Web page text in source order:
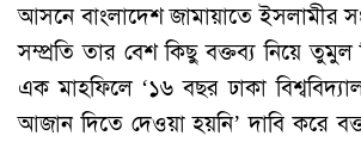
আসনে বাংলাদেশ জামায়াতে ইসলামীর
সম্প্রতি তার বেশ কিছু বক্তব্য নিয়ে তুমুল
এক মাহফিলে ‘১৬ বছর ঢাকা
আজান দিতে দেওয়া হয়নি’ দাবি করে